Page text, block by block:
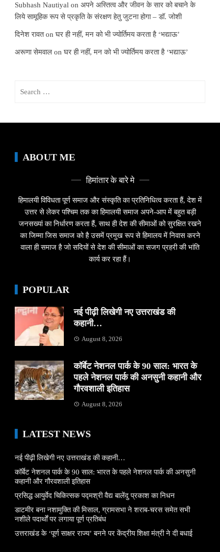
Subhash Nautiyal on अपने अस्तित्व और जीवन के सार को बचाने के
लिये सामूहिक रूप से प्रकृति के संरक्षण हेतु जुटना होगा – डॉ. जोशी
दिनेश रावतonघर ही नहीं, मन को भी ज्योर्तिमय करता है ‘भद्याऊ’
अरूणा सेमवाल onघर ही नहीं, मन को भी ज्योर्तिमय करता है ‘भद्याऊ’
ABOUT ME
हिमांतार के बारे मे
हिमालयी विविधता पूर्ण समाज और संस्कृति का प्रतिनिधित्व करता हैं, देश में
उत्तर से लेकर पश्चिम तक का हिमालयी समाज अपने-आप में बहुत बड़ी
जनसख्यां का निर्धारण करता हैं, साथ ही देश की सीमाओं को सुरक्षित रखने
का जिम्मा जिस समाज को है उसमें प्रमुख रूप से हिमालय में निवास करने
वाला ही समाज है जो सदियों से देश की सीमाओं का सजग प्रहरी की भांति
कार्य कर रहा हैं।
POPULAR
नई पीढ़ी लिखेगी नए उत्तराखंड की
कहानी…
August 8, 2026
कॉर्बेट नेशनल पार्क के 90 साल: भारत के
पहले नेशनल पार्क की अनसुनी कहानी और
गौरवशाली इतिहास
August 8, 2026
LATEST NEWS
नई पीढ़ी लिखेगी नए उत्तराखंड की कहानी…
कॉर्बेट नेशनल पार्क के 90 साल: भारत के पहले नेशनल पार्क की अनसुनी
कहानी और गौरवशाली इतिहास
प्रसिद्ध आयुर्वेद चिकित्सक पद्मश्री वैद्य बालेंदु प्रकाश का निधन
डाटमीर बना नशामुक्ति की मिसाल, ग्रामसभा ने शराब-चरस समेत सभी
नशीले पदार्थों पर लगाया पूर्ण प्रतिबंध
उत्तराखंड के ‘पूर्ण साक्षर राज्य’ बनने पर केंद्रीय शिक्षा मंत्री ने दी बधाई